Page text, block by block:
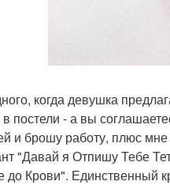
когда девушка
постели - а вы
и брошу работу, плюс
"Давай я Отпишу Тебе
Крови". Единственный